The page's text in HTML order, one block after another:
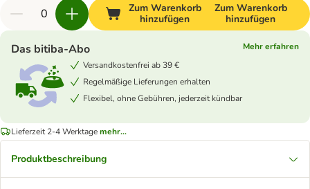
Zum Warenkorb
hinzufügen
Zum Warenkorb
hinzufügen
Das bitiba-Abo
Mehr erfahren
Versandkostenfrei ab 39 €
Regelmäßige Lieferungen erhalten
Flexibel, ohne Gebühren, jederzeit kündbar
Lieferzeit 2-4 Werktagemehr...
Produktbeschreibung